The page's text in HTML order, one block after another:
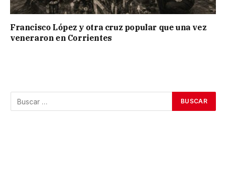
Francisco López y otra cruz popular que una vez
veneraron en Corrientes